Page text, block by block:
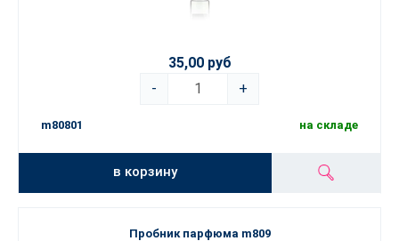
35,00 руб
-
+
m80801 на складе
в корзину
Пробник парфюма m809